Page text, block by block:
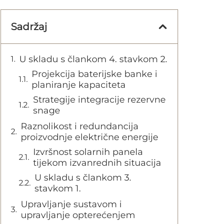
Sadržaj
U skladu s člankom 4. stavkom 2.
Projekcija baterijske banke i
planiranje kapaciteta
Strategije integracije rezervne
snage
Raznolikost i redundancija
proizvodnje električne energije
Izvršnost solarnih panela
tijekom izvanrednih situacija
U skladu s člankom 3.
stavkom 1.
Upravljanje sustavom i
upravljanje opterećenjem